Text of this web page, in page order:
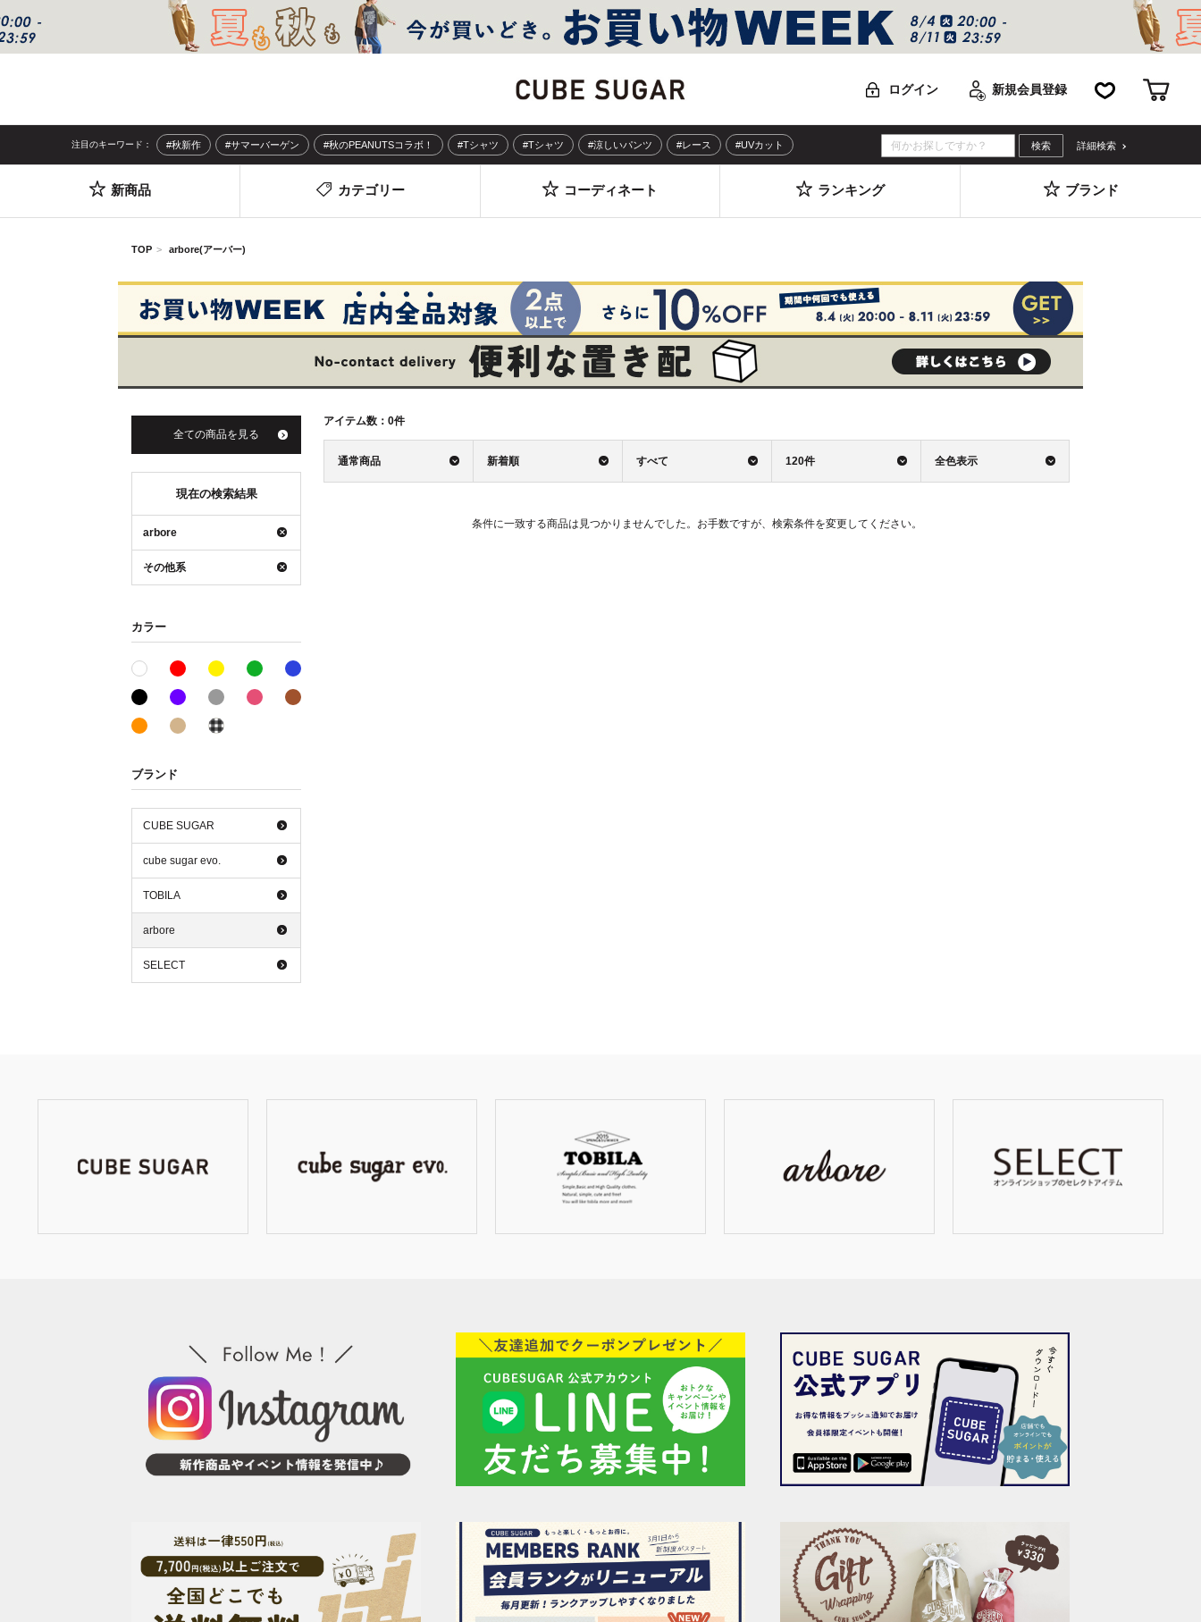
ログイン 新規会員登録 お気に入り
注目のキーワード： #秋新作 #サマーバーゲン #秋のPEANUTSコラボ！ #Tシャツ #Tシャツ #涼しいパンツ #レース #UVカット 詳細検索
新商品 カテゴリー コーディネート ランキング ブランド
TOP arbore(アーバー)
アイテム数： 0件
通常商品 新着順 すべて 120件 全色表示
条件に一致する商品は見つかりませんでした。お手数ですが、検索条件を変更してください。
全ての商品を見る
現在の検索結果
arbore
その他系
カラー
ホワイト系レッド系 イエロー系グリーン系
ブラック系パープル系グレー系 ピンク系
オレンジ系ベージュ系
ブランド
CUBE SUGAR
cube sugar evo.
TOBILA
arbore
SELECT